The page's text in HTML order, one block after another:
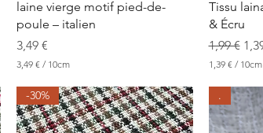
Aperçu rapide
laine vierge motif pied-de-
poule – italien
Prix
3,49 €
3,49 € / 10cm
,
4
9
Tissu
& Écru
Prix
1,99 €
1,39 € / 10cm
,
3
9
-30% .